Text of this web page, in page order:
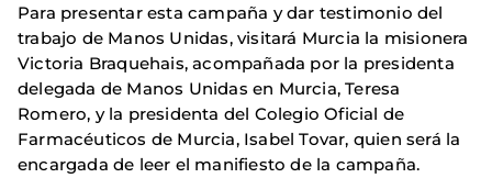
Para presentar esta campaña y dar testimonio del
trabajo de Manos Unidas, visitará Murcia la misionera
Victoria Braquehais, acompañada por la presidenta
delegada de Manos Unidas en Murcia, Teresa
Romero, y la presidenta del Colegio Oficial de
Farmacéuticos de Murcia, Isabel Tovar, quien será la
encargada de leer el manifiesto de la campaña.